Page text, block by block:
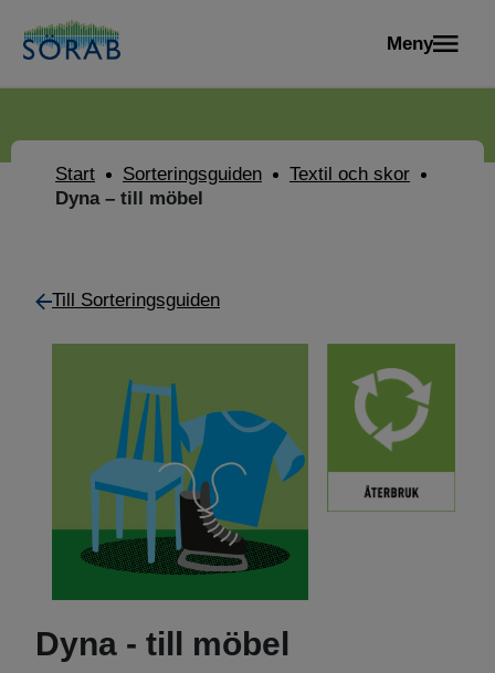
Meny
Start Sorteringsguiden
Textil och skor
Dyna – till möbel
Till Sorteringsguiden
Dyna - till möbel